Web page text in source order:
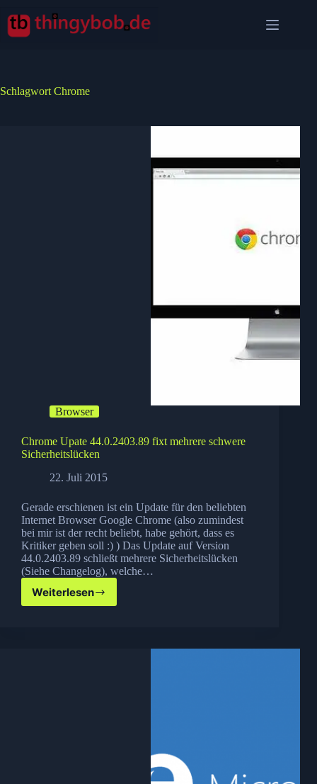
Inhalt
springen
Schlagwort Chrome
Browser
Chrome Upate 44.0.2403.89 fixt mehrere schwere
Sicherheitslücken
22. Juli 2015
Gerade erschienen ist ein Update für den beliebten
Internet Browser Google Chrome (also zumindest
bei mir ist der recht beliebt, habe gehört, dass es
Kritiker geben soll :) ) Das Update auf Version
44.0.2403.89 schließt mehrere Sicherheitslücken
(Siehe Changelog), welche…
Weiterlesen
Chrome